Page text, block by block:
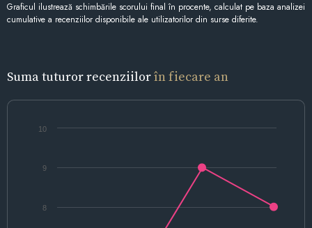
Graficul ilustrează schimbările scorului final în procente, calculat pe baza analizei
cumulative a recenziilor disponibile ale utilizatorilor din surse diferite.
Suma tuturor recenziilorîn fiecare an
8
9
10